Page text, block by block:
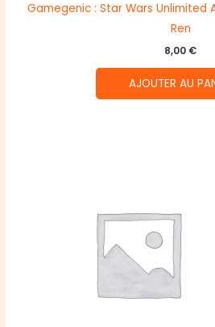
Gamegenic : Star Wars Unlimited
Ren
8,00 €
AJOUTER AU